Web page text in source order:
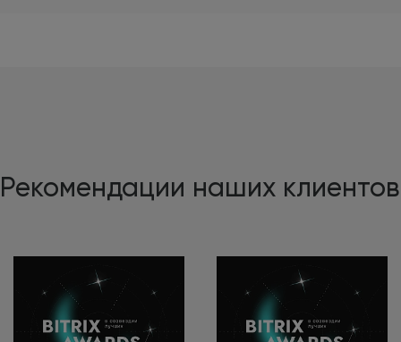
Рекомендации наших клиентов